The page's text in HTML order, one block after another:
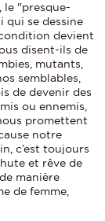
le "presque-
qui se dessine
devient
disent-ils de
mutants,
semblables,
de devenir des
ou ennemis,
promettent
notre
c’est tou­jours
et rêve de
manière
de femme,